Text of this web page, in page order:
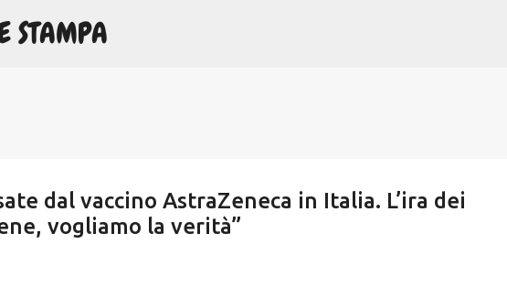
STAMPA
dal vaccino AstraZeneca in Italia. L’ira dei
vogliamo la verità”